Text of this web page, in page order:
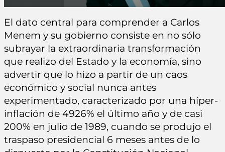
El dato central para comprender a Carlos
Menem y su gobierno consiste en no sólo
subrayar la extraordinaria transformación
que realizo del Estado y la economía, sino
advertir que lo hizo a partir de un caos
económico y social nunca antes
experimentado, caracterizado por una híper-
inflación de 4926% el último año y de casi
200% en julio de 1989, cuando se produjo el
traspaso presidencial 6 meses antes de lo